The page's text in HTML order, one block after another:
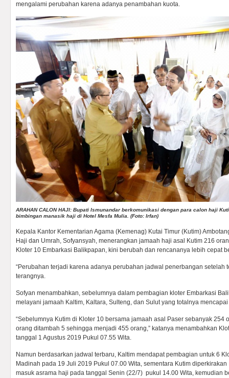
mengalami perubahan karena adanya penambahan kuota.
ARAHAN CALON HAJI: Bupati Ismunandar berkomunikasi dengan para calon haji
bimbingan manasik haji di Hotel Mesfa Mulia. (Foto: Irfan)
Kepala Kantor Kementarian Agama (Kemenag) Kutai Timur (Kutim)
Haji dan Umrah, Sofyansyah, menerangkan jamaah haji asal Kutim 216
Kloter 10 Embarkasi Balikpapan, kini berubah dan rencananya lebih cepat
“Perubahan terjadi karena adanya perubahan jadwal penerbangan setelah
terangnya.
Sofyan menambahkan, sebelumnya dalam pembagian kloter Embarkasi
melayani jamaah Kaltim, Kaltara, Sulteng, dan Sulut yang totalnya
“Sebelumnya Kutim di Kloter 10 bersama jamaah asal Paser sebanyak 254
orang ditambah 5 sehingga menjadi 455 orang,” katanya menambahkan
tanggal 1 Agustus 2019 Pukul 07.55 Wita.
Namun berdasarkan jadwal terbaru, Kaltim mendapat pembagian untuk 6
Madinah pada 19 Juli 2019 Pukul 07.00 Wita, sementara Kutim
masuk asrama haji pada tanggal Senin (22/7) pukul 14.00 Wita, kemudian